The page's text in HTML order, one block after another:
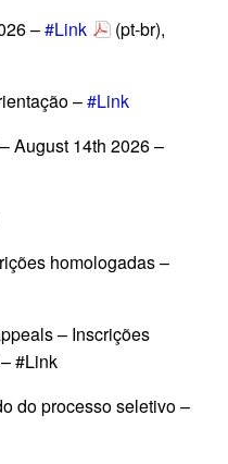
–#Link
(pt-br),
–#Link
August 14th 2026 –
homologadas –
– Inscrições
#Link
do processo seletivo –